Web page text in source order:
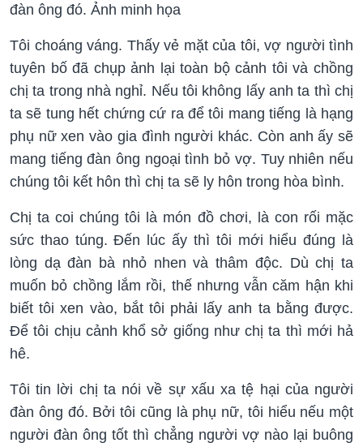
đàn ông đó. Ảnh minh họa
Tôi choáng váng. Thấy vẻ mặt của tôi, vợ người tình
tuyên bố đã chụp ảnh lại toàn bộ cảnh tôi và chồng
chị ta trong nhà nghỉ. Nếu tôi không lấy anh ta thì chị
ta sẽ tung hết chứng cứ ra để tôi mang tiếng là hạng
phụ nữ xen vào gia đình người khác. Còn anh ấy sẽ
mang tiếng đàn ông ngoại tình bỏ vợ. Tuy nhiên nếu
chúng tôi kết hôn thì chị ta sẽ ly hôn trong hòa bình.
Chị ta coi chúng tôi là món đồ chơi, là con rối mặc
sức thao túng. Đến lúc ấy thì tôi mới hiểu đúng là
lòng dạ đàn bà nhỏ nhen và thâm độc. Dù chị ta
muốn bỏ chồng lắm rồi, thế nhưng vẫn căm hận khi
biết tôi xen vào, bắt tôi phải lấy anh ta bằng được.
Để tôi chịu cảnh khổ sở giống như chị ta thì mới hả
hê.
Tôi tin lời chị ta nói về sự xấu xa tệ hại của người
đàn ông đó. Bởi tôi cũng là phụ nữ, tôi hiểu nếu một
người đàn ông tốt thì chẳng người vợ nào lại buông